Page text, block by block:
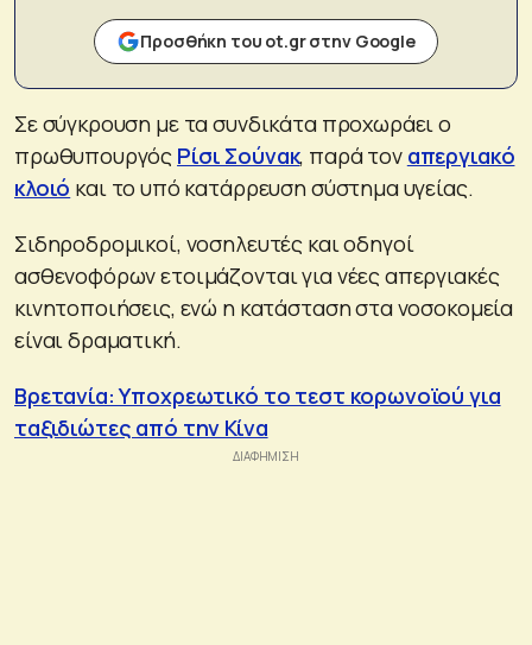
Προσθήκη του ot.gr στην Google
Σε σύγκρουση με τα συνδικάτα προχωράει ο
πρωθυπουργός Ρίσι Σούνακ, παρά τον απεργιακό
κλοιό και το υπό κατάρρευση σύστημα υγείας.
Σιδηροδρομικοί, νοσηλευτές και οδηγοί
ασθενοφόρων ετοιμάζονται για νέες απεργιακές
κινητοποιήσεις, ενώ η κατάσταση στα νοσοκομεία
είναι δραματική.
Βρετανία: Υποχρεωτικό το τεστ κορωνοϊού για
ταξιδιώτες από την Κίνα